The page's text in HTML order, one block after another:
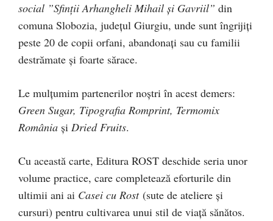
social ”Sfinții Arhangheli Mihail și Gavriil” din
comuna Slobozia, județul Giurgiu, unde sunt îngrijiți
peste 20 de copii orfani, abandonați sau cu familii
destrămate și foarte sărace.
Le mulțumim partenerilor noștri în acest demers:
Green Sugar, Tipografia Romprint, Termomix
România și Dried Fruits.
Cu această carte, Editura ROST deschide seria unor
volume practice, care completează eforturile din
ultimii ani ai Casei cu Rost(sute de ateliere și
cursuri) pentru cultivarea unui stil de viață sănătos.